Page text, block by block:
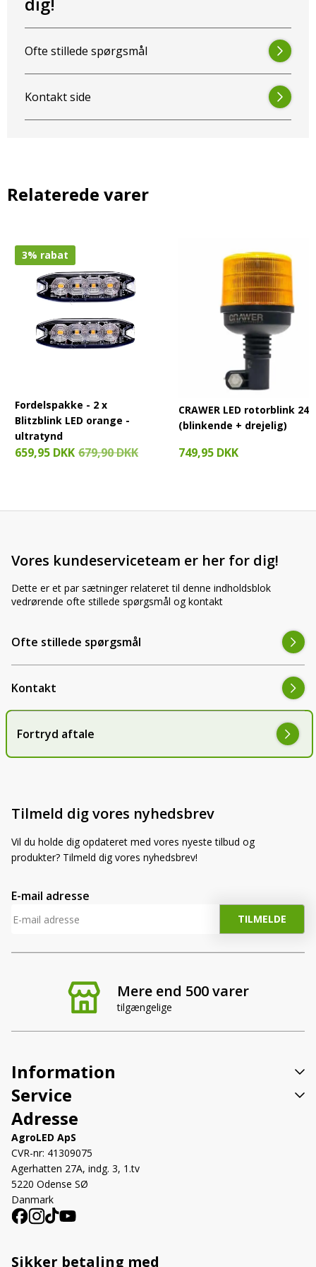
Rød: Plus
Hvid: Synkronisering
Ofte stillede spørgsmål
Kontakt side
Relaterede varer
3% rabat
Fordelspakke - 2 x
Blitzblink LED orange -
ultratynd
659,95 DKK 679,90 DKK
CRAWER LED rotorblink
(blinkende + drejelig)
749,95 DKK
Mere end 500 varer
tilgængelige
Vores kundeserviceteam er her for dig!
Dette er et par sætninger relateret til denne indholdsblok
vedrørende ofte stillede spørgsmål og kontakt
Ofte stillede spørgsmål
Kontakt
Fortryd aftale
Tilmeld dig vores nyhedsbrev
Vil du holde dig opdateret med vores nyeste tilbud og
produkter? Tilmeld dig vores nyhedsbrev!
E-mail adresse
Information
Service
Adresse
AgroLED ApS
CVR-nr: 41309075
Agerhatten 27A, indg. 3, 1.tv
5220 Odense SØ
Danmark
Sikker betaling med